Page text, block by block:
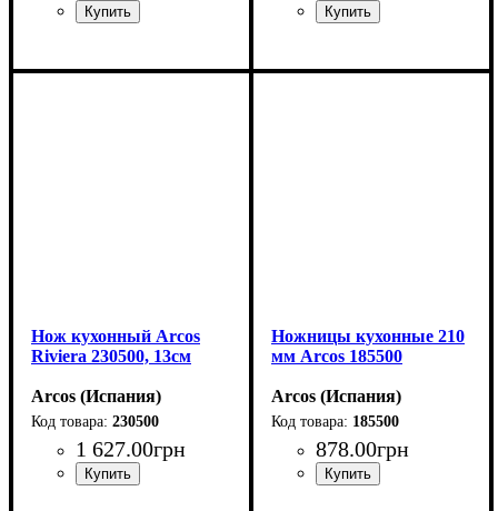
Нож кухонный Arcos
Riviera 230500, 13см
Arcos (Испания)
230500
1 627.00грн
Ножницы кухонные 210
мм Arcos 185500
Arcos (Испания)
185500
878.00грн